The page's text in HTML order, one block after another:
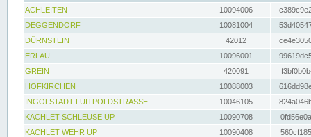
ACHLEITEN
10094006
DEGGENDORF
10081004
DÜRNSTEIN
42012
ERLAU
10096001
GREIN
420091
HOFKIRCHEN
10088003
INGOLSTADT LUITPOLDSTRASSE
10046105
KACHLET SCHLEUSE UP
10090708
KACHLET WEHR UP
10090408